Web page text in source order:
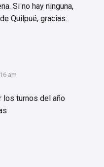
Si no hay ninguna,
Quilpué, gracias.
am
los turnos del año